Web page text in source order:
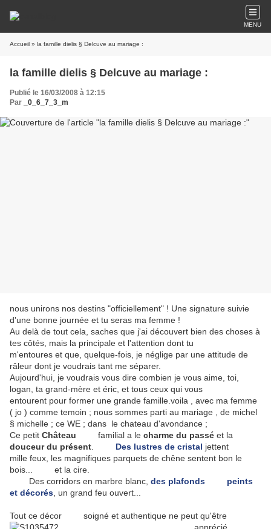
MENU
Accueil » la famille dielis § Delcuve au mariage :
la famille dielis § Delcuve au mariage :
Publié le 16/03/2008 à 12:15
Par
_0_6_7_3_m
nous unirons nos destins "officiellement" ! Une signature suivie
d'une bonne journée et tu seras ma femme !
Au delà de tout cela, saches que j'ai découvert bien des choses à
tes côtés, mais la principale et l'attention dont tu
m'entoures et que, quelque-fois, je néglige par une attitude de
râleur dont je voudrais tant me séparer.
Aujourd'hui, je voudrais vous dire combien je vous aime, toi,
logan, ta grand-mère et éric, et tous ceux qui vous
entourent pour former une grande famille.voila , avec ma femme
( jo ) comme temoin ; nous sommes parti au mariage , de michel
§ michelle ; ce WE ; dans le chateau d'avondance ;
Ce petit Château familial a le charme du passé et la
douceur du présent
Des lustres de cristal jettent
mille feux, les magnifiques parquets de chêne sentent bon le
bois... et la cire.
Des corridors en marbre blanc, des plafonds peints
et décorés , un grand feu ouvert...
Tout ce décor soigné et authentique ne peut qu'être